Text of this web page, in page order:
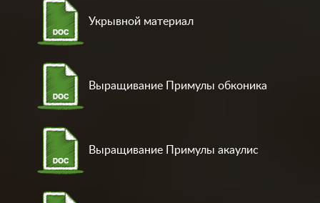
Укрывной материал
Выращивание Примулы обконика
Выращивание Примулы акаулис